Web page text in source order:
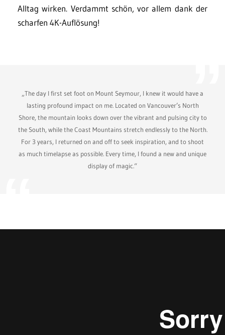
Alltag wirken. Verdammt schön, vor allem dank der
scharfen 4K-Auflösung!
„The day I first set foot on Mount Seymour, I knew it would have a
lasting profound impact on me. Located on Vancouver’s North
Shore, the mountain looks down over the vibrant and pulsing city to
the South, while the Coast Mountains stretch endlessly to the North.
For 3 years, I returned on and off to seek inspiration, and to shoot
as much timelapse as possible. Every time, I found a new and unique
display of magic.“